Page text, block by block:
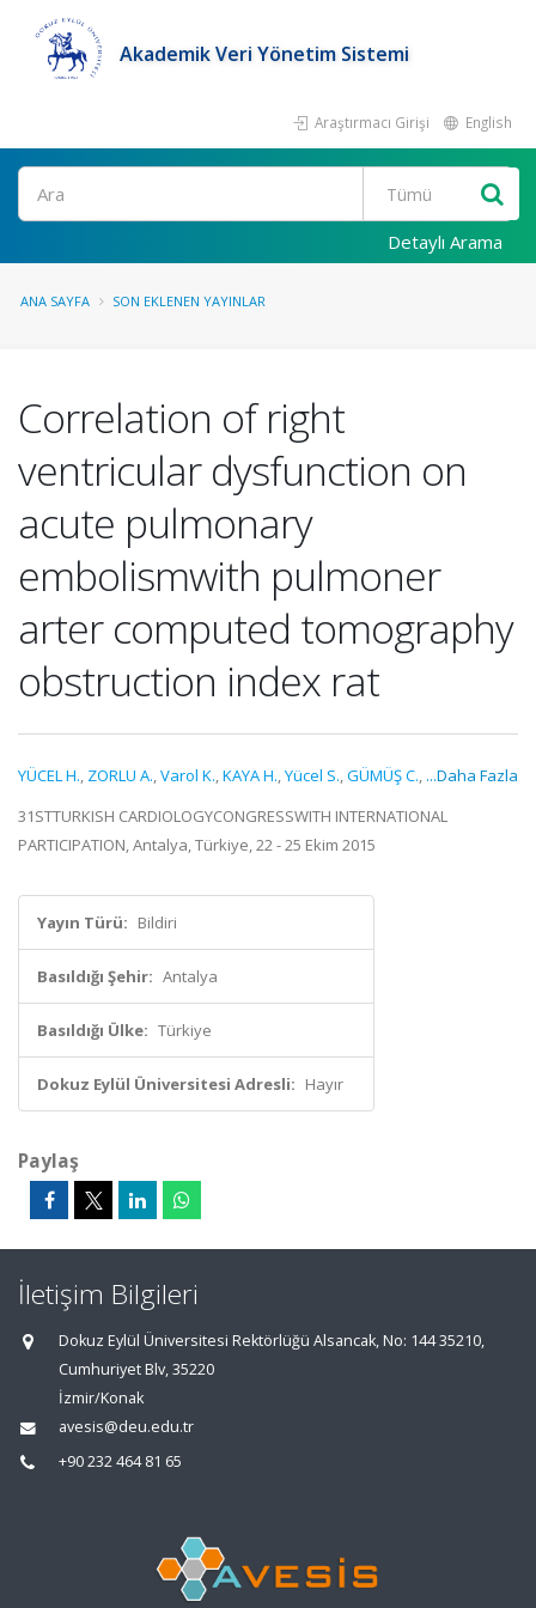
Akademik Veri Yönetim Sistemi
Araştırmacı Girişi English
Ara
Detaylı Arama
ANA SAYFA SON EKLENEN YAYINLAR
Correlation of right
ventricular dysfunction on
acute pulmonary
embolismwith pulmoner
arter computed tomography
obstruction index rat
YÜCEL H., ZORLU A.,Varol K.,KAYA H.,Yücel S.,GÜMÜŞ C., ...Daha Fazla
31STTURKISH CARDIOLOGYCONGRESSWITH INTERNATIONAL
PARTICIPATION, Antalya, Türkiye, 22 - 25 Ekim 2015
Yayın Türü: Bildiri
Basıldığı Şehir: Antalya
Basıldığı Ülke: Türkiye
Dokuz Eylül Üniversitesi Adresli: Hayır
Paylaş
İletişim Bilgileri
Dokuz Eylül Üniversitesi Rektörlüğü Alsancak, No: 144 35210,
Cumhuriyet Blv, 35220
İzmir/Konak
avesis@deu.edu.tr
+90 232 464 81 65